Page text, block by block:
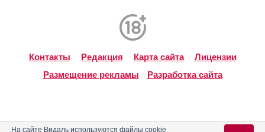
Контакты Редакция Карта сайта
Лицензии
Размещение рекламы
Разработка сайта
На сайте Видаль используются файлы cookie